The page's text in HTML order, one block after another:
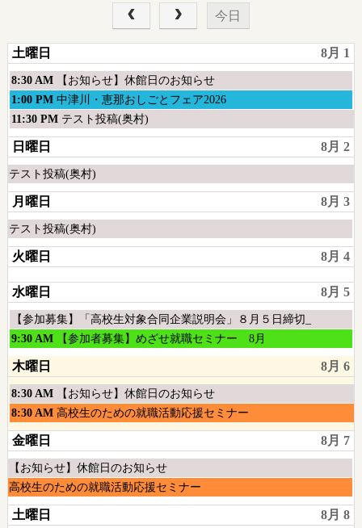
今日
土曜日 8月 1
土
曜
日,
8
月
1st
2026
8:30 AM
【お知らせ】休館日のお知らせ
土
曜
日,
8
月
1st
2026
1:00 PM 中津川・恵那おしごとフェア2026
土
曜
日,
8
月
1st
2026
11:30 PM テスト投稿(奥村)
日曜日 8月 2
土
曜
日,
8
月
1st
テスト投稿(奥村)
月曜日 8月 3
土
曜
日,
8
月
1st
2026
テスト投稿(奥村)
火曜日 8月 4
水曜日 8月 5
水
曜
日,
8
月
5th
2026
【参加募集】「高校生対象合同企業説明会」８月５日締切_
水
曜
日,
8
月
5th
2026
9:30 AM 【参加者募集】めざせ就職セミナー 8月
木曜日 8月 6
木
曜
日,
8
月
6th
2026
8:30 AM
【お知らせ】休館日のお知らせ
木
曜
日,
8
月
6th
2026
8:30 AM 高校生のための就職活動応援セミナー
金曜日 8月 7
木
曜
日,
8
【お知らせ】休館日のお知らせ
木
曜
日,
高校生のための就職活動応援セミナー
土曜日 8月 8